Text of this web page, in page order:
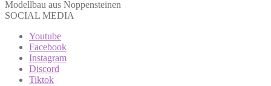
Modellbau aus Noppensteinen
SOCIAL MEDIA
Youtube
Facebook
Instagram
Discord
Tiktok